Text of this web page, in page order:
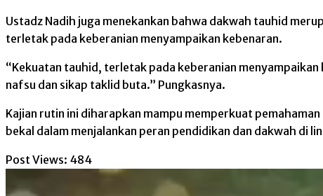
Ustadz Nadih juga menekankan bahwa dakwah tauhid
terletak pada keberanian menyampaikan kebenaran.
“Kekuatan tauhid, terletak pada keberanian
nafsu dan sikap taklid buta.” Pungkasnya.
Kajian rutin ini diharapkan mampu memperkuat
bekal dalam menjalankan peran pendidikan dan dakwah di
Post Views: 484